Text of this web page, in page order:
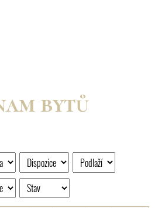
bytů